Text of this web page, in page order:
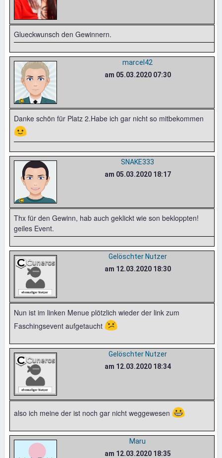
Glueckwunsch den Gewinnern.
marcel42
am 05.03.2020 07:30
Danke schön für Platz 2.Habe ich gar nicht so mitbekommen
🙂
SNAKE333
am 05.03.2020 18:17
Thx für den Gewinn, hab auch geklickt wie son bekloppten!
geiles Event.
Gelöschter Nutzer
am 12.03.2020 18:30
Nun ist im linken Menue plötzlich wieder der link zum
Faschingsevent aufgetaucht 😕
Gelöschter Nutzer
am 12.03.2020 18:34
also ich meine der ist noch gar nicht weggewesen 😀
Maru
am 12.03.2020 18:35